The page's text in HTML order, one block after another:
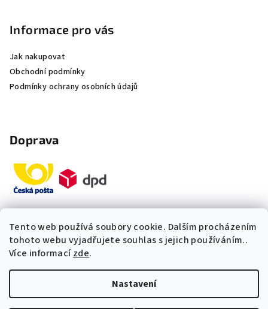
Tento web používá soubory cookie. Dalším procházením
tohoto webu vyjadřujete souhlas s jejich používáním..
Více informacízde.
Nastavení
Informace pro vás
Jak nakupovat
Obchodní podmínky
Podmínky ochrany osobních údajů
Doprava
Platby
„Odpovídáme okamžitě. S čím
vám můžeme pomoci?“